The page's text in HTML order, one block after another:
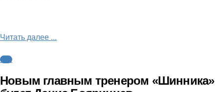
Читать далее ...
ФНЛ
Новым главным тренером «Шинника»